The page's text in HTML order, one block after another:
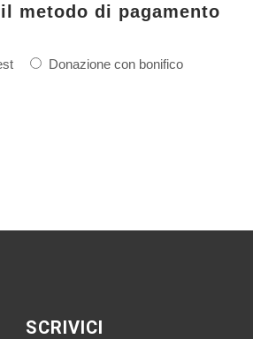
metodo di pagamento
Donazione con bonifico
SCRIVICI